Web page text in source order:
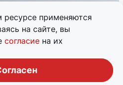
применяются
на сайте, вы
согласие на их